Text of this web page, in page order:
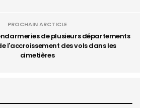
PROCHAIN ARCTICLE
de plusieurs départements
l'accroissement des vols dans les
cimetières